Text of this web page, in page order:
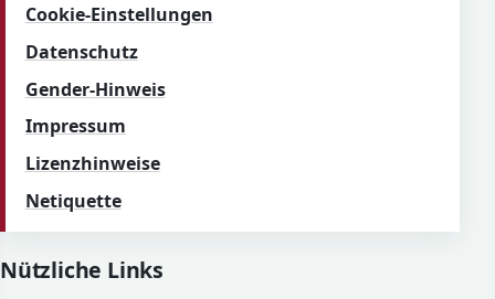
Cookie-Einstellungen
Datenschutz
Gender-Hinweis
Impressum
Lizenzhinweise
Netiquette
Nützliche Links